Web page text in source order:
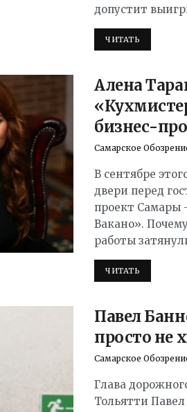
допустит
ЧИТАТЬ
Алена
бизнес-
Самарское
В сентябре
двери перед
проект Самары
Вакано».
работы
ЧИТАТЬ
Павел
просто не
Самарское
Глава
Тольятти